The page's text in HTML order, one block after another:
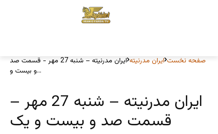
صفحه نخست ایران مدرنیته
ایران مدرنیته – شنبه 27 مهر - قسمت صد
و بیست و...
ایران مدرنیته – شنبه 27 مهر –
قسمت صد و بیست و یک